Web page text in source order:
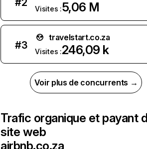
#2
Visites :5,06 M
#3
travelstart.co.za
Visites :246,09 k
Voir plus de concurrents →
Trafic organique et payant
site web
airbnb.co.za